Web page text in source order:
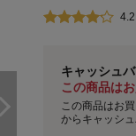
4.2
キャッシュ
この商品は
この商品はお
からキャッシュ